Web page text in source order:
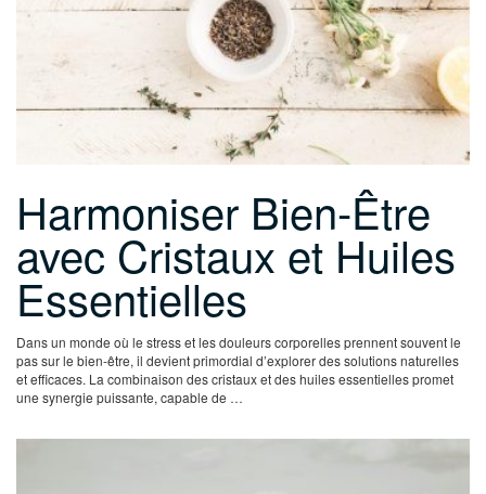
Harmoniser Bien-Être
avec Cristaux et Huiles
Essentielles
Dans un monde où le stress et les douleurs corporelles prennent souvent le
pas sur le bien-être, il devient primordial d’explorer des solutions naturelles
et efficaces. La combinaison des cristaux et des huiles essentielles promet
une synergie puissante, capable de …